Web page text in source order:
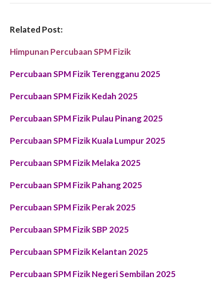
Related Post:
Himpunan Percubaan SPM Fizik
Percubaan SPM Fizik Terengganu 2025
Percubaan SPM Fizik Kedah 2025
Percubaan SPM Fizik Pulau Pinang 2025
Percubaan SPM Fizik Kuala Lumpur 2025
Percubaan SPM Fizik Melaka 2025
Percubaan SPM Fizik Pahang 2025
Percubaan SPM Fizik Perak 2025
Percubaan SPM Fizik SBP 2025
Percubaan SPM Fizik Kelantan 2025
Percubaan SPM Fizik Negeri Sembilan 2025